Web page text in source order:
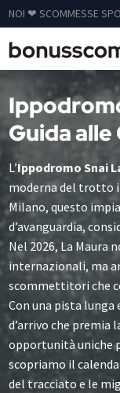
NOI ❤ SCOMMESSE
Guida
L’Ippodromo Snai
moderna del trotto
Milano, questo
d’avanguardia,
Nel 2026, La Maura
internazionali, ma
scommettitori che
Con una pista
d’arrivo che premia
opportunità uniche
scopriamo il
del tracciato e le